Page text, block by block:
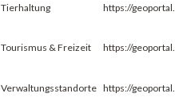
Tierhaltung https://
Tourismus & Freizeit https://
Verwaltungsstandorte https://